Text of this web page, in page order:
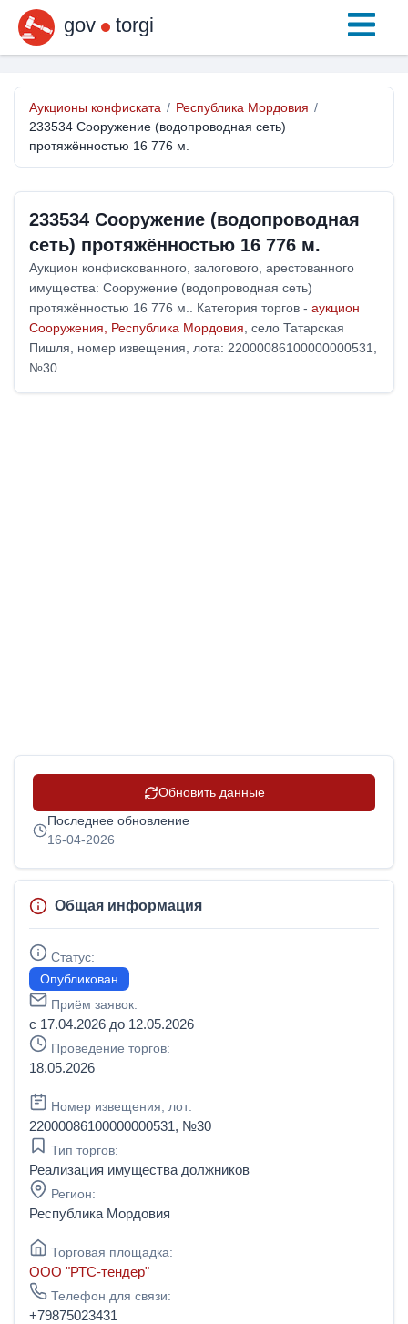
gov torgi
Аукционы конфиската / Республика Мордовия /
233534 Сооружение (водопроводная сеть)
протяжённостью 16 776 м.
233534 Сооружение (водопроводная
сеть) протяжённостью 16 776 м.
Аукцион конфискованного, залогового, арестованного
имущества: Сооружение (водопроводная сеть)
протяжённостью 16 776 м.. Категория торгов - аукцион
Сооружения, Республика Мордовия , село Татарская
Пишля, номер извещения, лота: 22000086100000000531,
№30
Обновить данные
Последнее обновление
16-04-2026
Общая информация
Статус:
Опубликован
Приём заявок:
с 17.04.2026 до 12.05.2026
Проведение торгов:
18.05.2026
Номер извещения, лот:
22000086100000000531, №30
Тип торгов:
Реализация имущества должников
Регион:
Республика Мордовия
Торговая площадка:
ООО "РТС-тендер"
Телефон для связи:
+79875023431